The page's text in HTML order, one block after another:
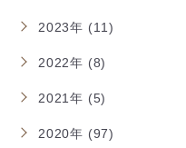
2023年 (11)
2022年 (8)
2021年 (5)
2020年 (97)